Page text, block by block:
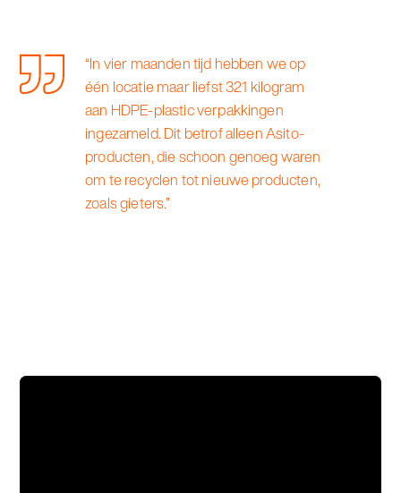
“In vier maanden tijd hebben we op
één locatie maar liefst 321 kilogram
aan HDPE-plastic verpakkingen
ingezameld. Dit betrof alleen Asito-
producten, die schoon genoeg waren
om te recyclen tot nieuwe producten,
zoals gieters.”